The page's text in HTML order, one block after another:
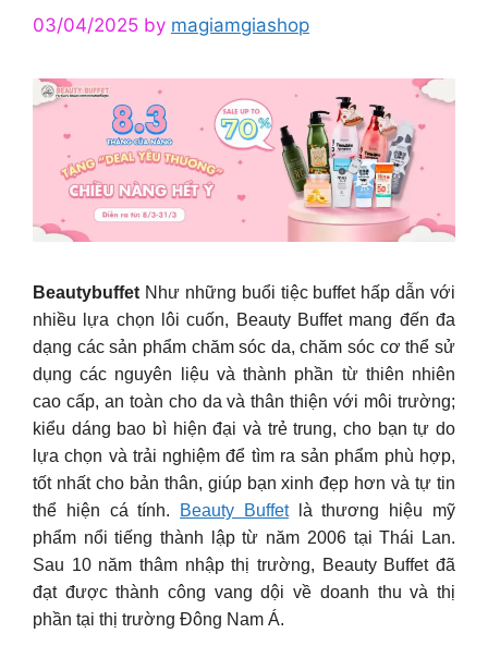
03/04/2025 by magiamgiashop
Beautybuffet Như những buổi tiệc buffet hấp dẫn với
nhiều lựa chọn lôi cuốn, Beauty Buffet mang đến đa
dạng các sản phẩm chăm sóc da, chăm sóc cơ thể sử
dụng các nguyên liệu và thành phần từ thiên nhiên
cao cấp, an toàn cho da và thân thiện với môi trường;
kiểu dáng bao bì hiện đại và trẻ trung, cho bạn tự do
lựa chọn và trải nghiệm để tìm ra sản phẩm phù hợp,
tốt nhất cho bản thân, giúp bạn xinh đẹp hơn và tự tin
thể hiện cá tính.
Beauty Buffetlà thương hiệu mỹ
phẩm nổi tiếng thành lập từ năm 2006 tại Thái Lan.
Sau 10 năm thâm nhập thị trường, Beauty Buffet đã
đạt được thành công vang dội về doanh thu và thị
phần tại thị trường Đông Nam Á.